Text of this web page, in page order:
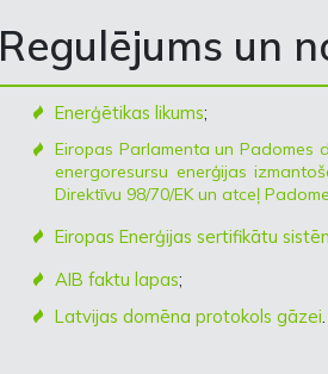
Regulējums un
Enerģētikas likums;
Eiropas Parlamenta un Padomes
energoresursu enerģijas
Direktīvu 98/70/EK un atceļ
Eiropas Enerģijas sertifikātu
AIB faktu lapas;
Latvijas domēna protokols gāzei